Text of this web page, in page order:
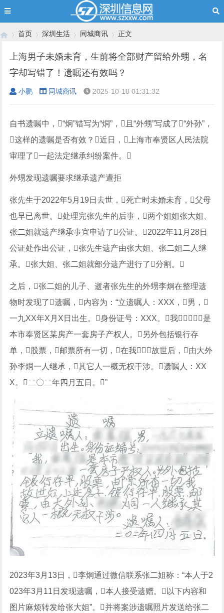
首页
›
深圳生活
›
同城商讯
›
正文
上海男子未婚未育，生前将全部财产留给外甥，名
字却写错了！遗嘱还有效吗？
小鹏 同城商讯 2025-10-18 01:31:32
自书遗嘱中，“炯”错写为“烔”，且“外甥”写成了“外孙”，
这样的遗嘱是否有效？近日，上海市奉贤区人民法院
审理了一起法定继承纠纷案件。
外甥发现遗嘱要求继承遗产遭拒
张先生于2022年5月19日去世，死亡时未婚未育，父母
也早已离世。处理完张先生的后事，两个姐姐张大姐、
张二姐就遗产继承事宜申请了公证。2022年11月28日
公证处作出公证，张先生遗产由张大姐、张二姐二人继
承。张大姐、张二姐就部分遗产进行了分割。
之后，张二姐的儿子、逝者张先生的外甥李炯在整理遗
物时发现了遗嘱，内容为：“立遗嘱人：XXX，男，
一九XX年X月X日出生。身份证号：XXX。我，是
本市奉贤区某房产一套房子产权人。另外包括银行存
单，股票，邮票所有一切，在我故世后，由大外
孙李烔一人继承，其它人一概无权干涉。遗嘱人：XX
X。二〇二年四月五日。”
2023年3月13日，李炯通过微信联系张二姐称：“本人于2
023年3月11日发现遗嘱，本人接受遗赠。以下内容和
图片麻烦转发给张大姐”。并将案涉遗嘱照片发送给张二